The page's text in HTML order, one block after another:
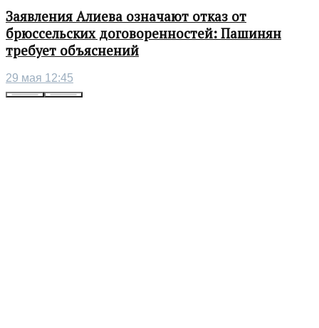
Заявления Алиева означают отказ от
брюссельских договоренностей: Пашинян
требует объяснений
29 мая 12:45